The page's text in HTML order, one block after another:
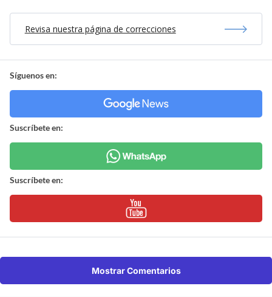
Revisa nuestra página de correcciones
Síguenos en:
Suscríbete en:
Suscríbete en:
Mostrar Comentarios